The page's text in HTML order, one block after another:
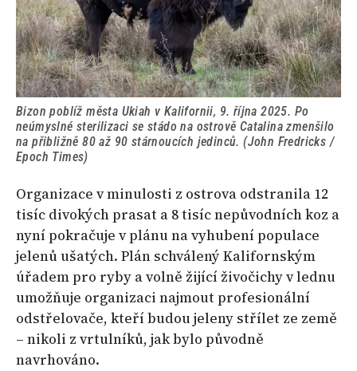
Bizon poblíž města Ukiah v Kalifornii, 9. října 2025. Po
neúmyslné sterilizaci se stádo na ostrově Catalina zmenšilo
na přibližně 80 až 90 stárnoucích jedinců. (John Fredricks /
Epoch Times)
Organizace v minulosti z ostrova odstranila 12
tisíc divokých prasat a 8 tisíc nepůvodních koz a
nyní pokračuje v plánu na vyhubení populace
jelenů ušatých. Plán schválený Kalifornským
úřadem pro ryby a volně žijící živočichy v lednu
umožňuje organizaci najmout profesionální
odstřelovače, kteří budou jeleny střílet ze země
– nikoli z vrtulníků, jak bylo původně
navrhováno.